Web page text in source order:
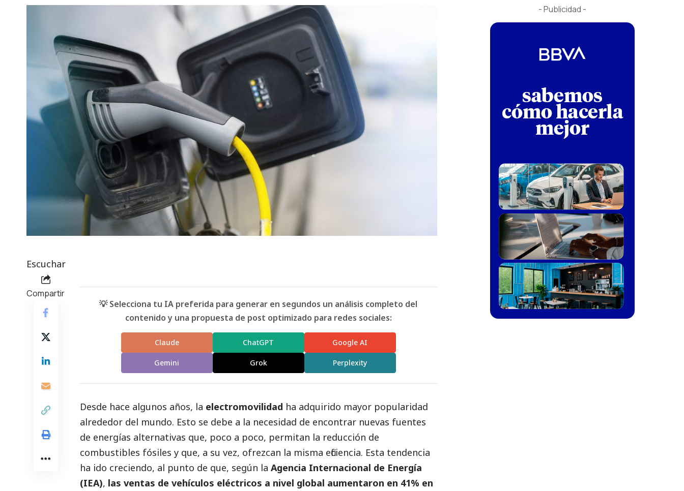
Escuchar
Compartir
💡 Selecciona tu IA preferida para generar en segundos un análisis completo del
contenido y una propuesta de post optimizado para redes sociales:
Claude ChatGPT Google AI
Gemini Grok Perplexity
Desde hace algunos años, la electromovilidad ha adquirido mayor popularidad
alrededor del mundo. Esto se debe a la necesidad de encontrar nuevas fuentes
de energías alternativas que, poco a poco, permitan la reducción de
combustibles fósiles y que, a su vez, ofrezcan la misma eficiencia. Esta tendencia
ha ido creciendo, al punto de que, según la Agencia Internacional de Energía
(IEA), las ventas de vehículos eléctricos a nivel global aumentaron en 41% en
- Publicidad -